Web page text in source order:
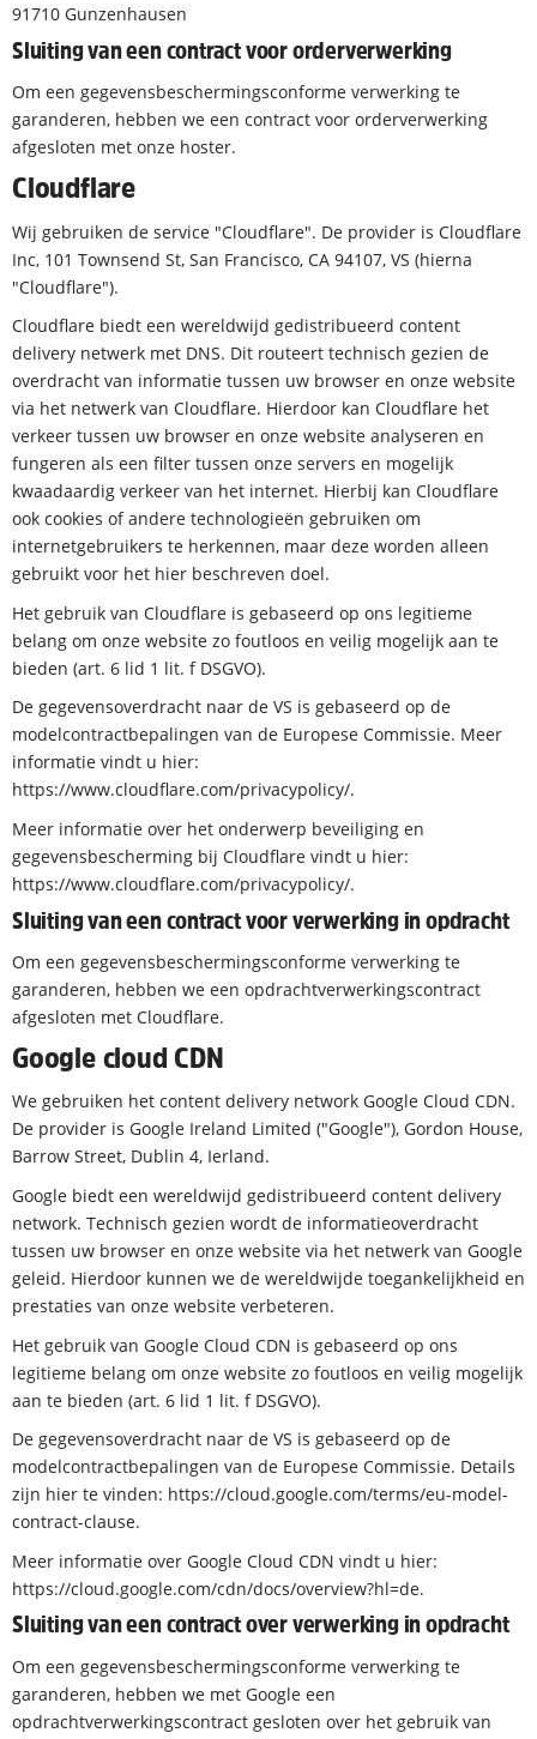
91710 Gunzenhausen
Sluiting van een contract voor orderverwerking
Om een gegevensbeschermingsconforme verwerking te
garanderen, hebben we een contract voor orderverwerking
afgesloten met onze hoster.
Cloudflare
Wij gebruiken de service "Cloudflare". De provider is Cloudflare
Inc, 101 Townsend St, San Francisco, CA 94107, VS (hierna
"Cloudflare").
Cloudflare biedt een wereldwijd gedistribueerd content
delivery netwerk met DNS. Dit routeert technisch gezien de
overdracht van informatie tussen uw browser en onze website
via het netwerk van Cloudflare. Hierdoor kan Cloudflare het
verkeer tussen uw browser en onze website analyseren en
fungeren als een filter tussen onze servers en mogelijk
kwaadaardig verkeer van het internet. Hierbij kan Cloudflare
ook cookies of andere technologieën gebruiken om
internetgebruikers te herkennen, maar deze worden alleen
gebruikt voor het hier beschreven doel.
Het gebruik van Cloudflare is gebaseerd op ons legitieme
belang om onze website zo foutloos en veilig mogelijk aan te
bieden (art. 6 lid 1 lit. f DSGVO).
De gegevensoverdracht naar de VS is gebaseerd op de
modelcontractbepalingen van de Europese Commissie. Meer
informatie vindt u hier:
https://www.cloudflare.com/privacypolicy/.
Meer informatie over het onderwerp beveiliging en
gegevensbescherming bij Cloudflare vindt u hier:
https://www.cloudflare.com/privacypolicy/.
Sluiting van een contract voor verwerking in opdracht
Om een gegevensbeschermingsconforme verwerking te
garanderen, hebben we een opdrachtverwerkingscontract
afgesloten met Cloudflare.
Google cloud CDN
We gebruiken het content delivery network Google Cloud CDN.
De provider is Google Ireland Limited ("Google"), Gordon House,
Barrow Street, Dublin 4, Ierland.
Google biedt een wereldwijd gedistribueerd content delivery
network. Technisch gezien wordt de informatieoverdracht
tussen uw browser en onze website via het netwerk van Google
geleid. Hierdoor kunnen we de wereldwijde toegankelijkheid en
prestaties van onze website verbeteren.
Het gebruik van Google Cloud CDN is gebaseerd op ons
legitieme belang om onze website zo foutloos en veilig mogelijk
aan te bieden (art. 6 lid 1 lit. f DSGVO).
De gegevensoverdracht naar de VS is gebaseerd op de
modelcontractbepalingen van de Europese Commissie. Details
zijn hier te vinden: https://cloud.google.com/terms/eu-model-
contract-clause.
Meer informatie over Google Cloud CDN vindt u hier:
https://cloud.google.com/cdn/docs/overview?hl=de.
Sluiting van een contract over verwerking in opdracht
Om een gegevensbeschermingsconforme verwerking te
garanderen, hebben we met Google een
opdrachtverwerkingscontract gesloten over het gebruik van